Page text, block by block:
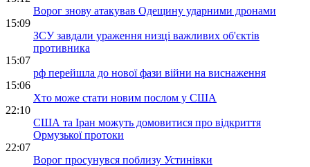
Ворог знову атакував Одещину ударними дронами
15:09
ЗСУ завдали ураження низці важливих об'єктів
противника
15:07
рф перейшла до нової фази війни на виснаження
15:06
Хто може стати новим послом у США
22:10
США та Іран можуть домовитися про відкриття
Ормузької протоки
22:07
Ворог просунувся поблизу Устинівки